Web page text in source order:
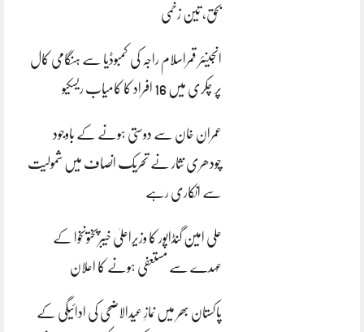
بحق، تین زخمی
انجینئر قمراسلام راجہ کی کمبوڈیا سے ہنگامی کال
پر چکری میں 16 افراد کا کامیاب ریسکیو
عمران خان سے دوستی ہونے کے باوجود
چودھری نثار نے تحریک انصاف میں شمولیت
سے انکاری رہے
علی امین گنڈاپور کا وزیراعلیٰ خیبرپختونخوا کے
عہدے سے مستعفی ہونے کا اعلان
پاکستان بھر میں نمازِ عیدالاضحی کی ادائیگی کے